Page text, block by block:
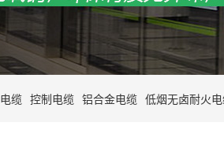
缆 控制电缆 铝合金电缆 低烟无卤耐火